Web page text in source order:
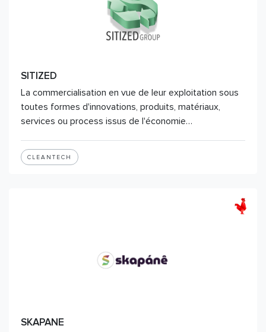
SITIZED
La commercialisation en vue de leur exploitation sous
toutes formes d'innovations, produits, matériaux,
services ou process issus de l'économie…
CLEANTECH
SKAPANE